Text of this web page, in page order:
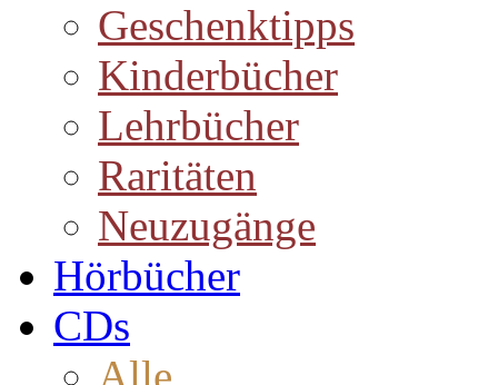
Geschenktipps
Kinderbücher
Lehrbücher
Raritäten
Neuzugänge
Hörbücher
CDs